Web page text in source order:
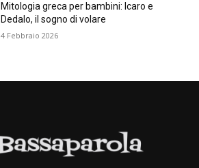
Mitologia greca per bambini: Icaro e
Dedalo, il sogno di volare
4 Febbraio 2026